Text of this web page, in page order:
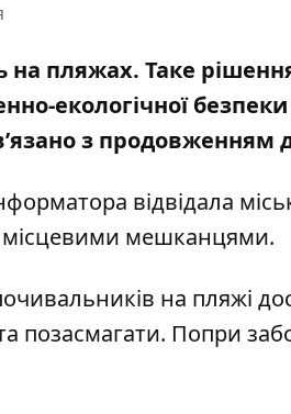
на пляжах. Таке
екологічної
з продовженням
відвідала
місцевими мешканцями.
на пляжі
позасмагати. Попри